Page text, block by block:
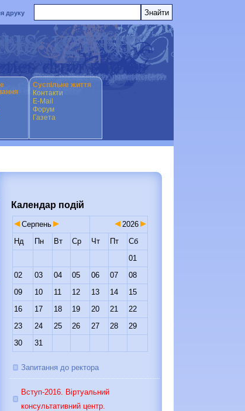
друку
Суспільне життя
Контакти
E-Mail
Форум
Газета
Календар подій
Серпень
2026
Нд
Пн Вт Ср Чт Пт
Сб
01
02
03 04 05 06 07
08
09
10 11 12 13 14
15
16
17 18 19 20 21
22
23
24 25 26 27 28
29
30
31
Запитання до ректора
Вступ-2016. Віртуальний
консультативний центр.